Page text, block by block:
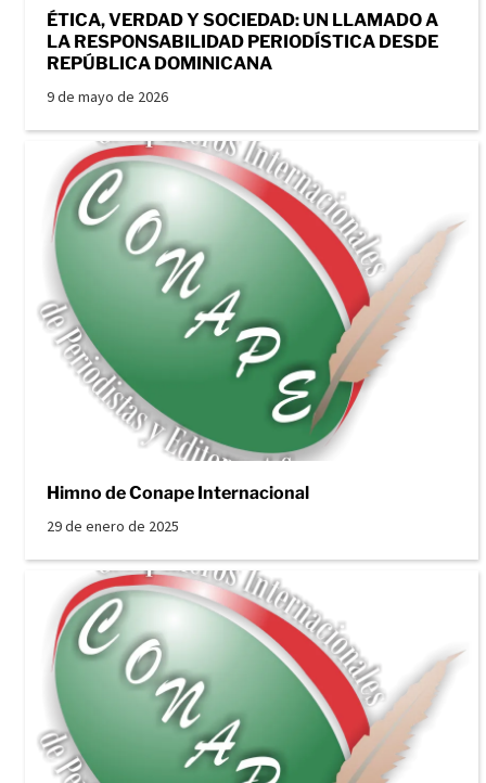
ÉTICA, VERDAD Y SOCIEDAD: UN LLAMADO A
LA RESPONSABILIDAD PERIODÍSTICA DESDE
REPÚBLICA DOMINICANA
9 de mayo de 2026
Himno de Conape Internacional
29 de enero de 2025